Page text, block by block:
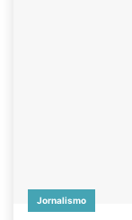
Jornalismo